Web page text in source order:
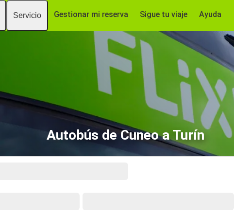
Servicio Gestionar mi reserva Sigue tu viaje Ayuda
Autobús de Cuneo a Turín